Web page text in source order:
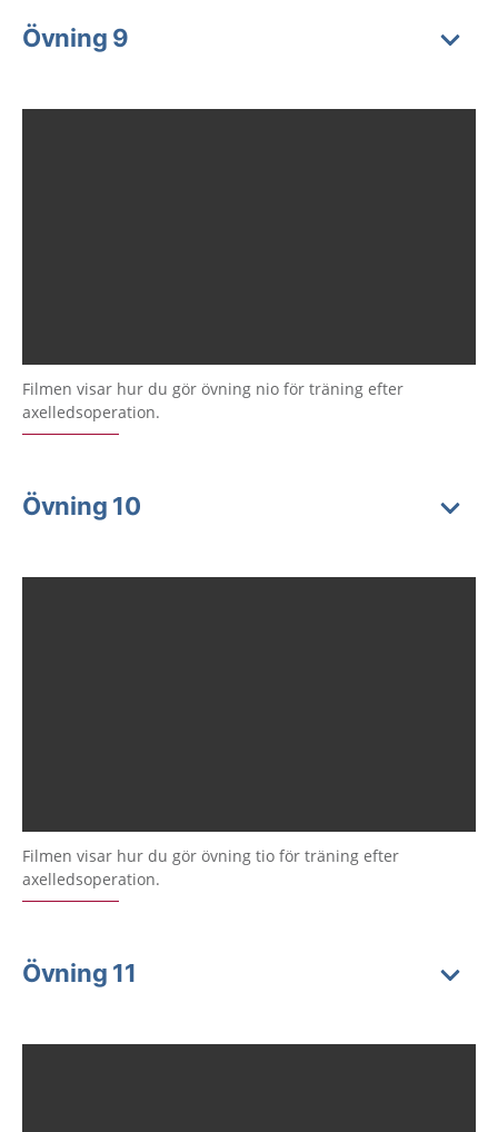
Övning 9
Filmen visar hur du gör övning nio för träning efter
axelledsoperation.
Övning 10
Filmen visar hur du gör övning tio för träning efter
axelledsoperation.
Övning 11